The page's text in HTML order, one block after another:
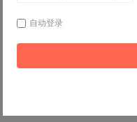
自动登录